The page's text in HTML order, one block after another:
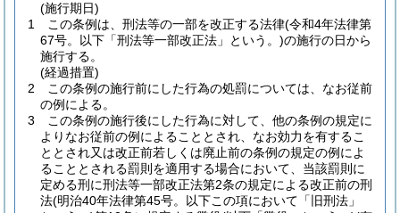
(施行期日)
1
この条例は、刑法等の一部を改正する法律(令和4年法律第
67号。以下「刑法等一部改正法」という。)の施行の日から
施行する。
(経過措置)
2
この条例の施行前にした行為の処罰については、なお従前
の例による。
3
この条例の施行後にした行為に対して、他の条例の規定に
よりなお従前の例によることとされ、なお効力を有するこ
ととされ又は改正前若しくは廃止前の条例の規定の例によ
ることとされる罰則を適用する場合において、当該罰則に
定める刑に刑法等一部改正法第2条の規定による改正前の刑
法(明治40年法律第45号。以下この項において「旧刑法」